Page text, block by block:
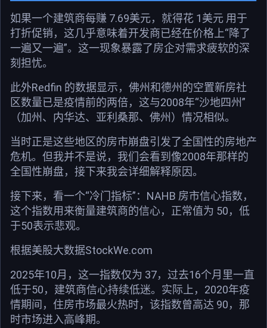
如果一个建筑商每赚 7.69美元，就得花 1美元 用于
打折促销，这几乎意味着开发商已经在价格上“降了
一遍又一遍”。这一现象暴露了房企对需求疲软的深
刻担忧。
此外Redfin 的数据显示，佛州和德州的空置新房社
区数量已是疫情前的两倍，这与2008年“沙地四州”
（加州、内华达、亚利桑那、佛州）情况相似。
当时正是这些地区的房市崩盘引发了全国性的房地产
危机。但我并不是说，我们会看到像2008年那样的
全国性崩盘，接下来我会详细解释原因。
接下来，看一个“冷门指标”：NAHB 房市信心指数，
这个指数用来衡量建筑商的信心，正常值为 50，低
于50表示悲观。
根据美股大数据StockWe.com
2025年10月，这一指数仅为 37，过去16个月里一直
低于50，建筑商信心持续低迷。实际上，2020年疫
情期间，住房市场最火热时，该指数曾高达 90，那
时市场进入高峰期。